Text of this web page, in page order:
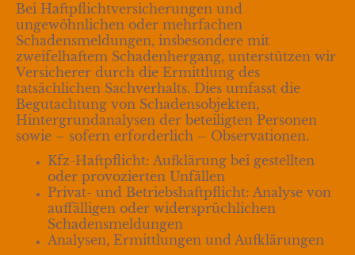
Bei Haftpflichtversicherungen und
ungewöhnlichen oder mehrfachen
Schadensmeldungen, insbesondere mit
zweifelhaftem Schadenhergang, unterstützen wir
Versicherer durch die Ermittlung des
tatsächlichen Sachverhalts. Dies umfasst die
Begutachtung von Schadensobjekten,
Hintergrundanalysen der beteiligten Personen
sowie – sofern erforderlich – Observationen.
Kfz-Haftpflicht: Aufklärung bei gestellten
oder provozierten Unfällen
Privat- und Betriebshaftpflicht: Analyse von
auffälligen oder widersprüchlichen
Schadensmeldungen
Analysen, Ermittlungen und Aufklärungen